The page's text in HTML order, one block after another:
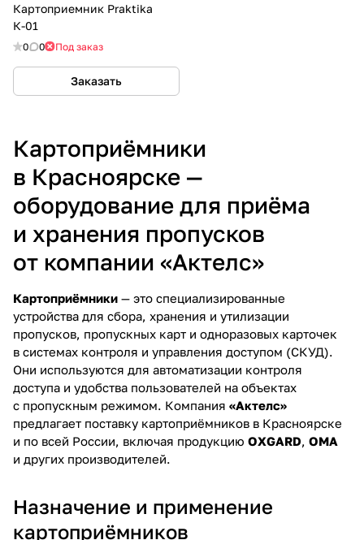
Картоприемник Praktika
К-01
0 0 Под заказ
Заказать
Картоприёмники
в Красноярске —
оборудование для приёма
и хранения пропусков
от компании «Актелс»
Картоприёмники — это специализированные
устройства для сбора, хранения и утилизации
пропусков, пропускных карт и одноразовых карточек
в системах контроля и управления доступом (СКУД).
Они используются для автоматизации контроля
доступа и удобства пользователей на объектах
с пропускным режимом. Компания «Актелс»
предлагает поставку картоприёмников в Красноярске
и по всей России, включая продукцию OXGARD OMA
и других производителей.
Назначение и применение
картоприёмников